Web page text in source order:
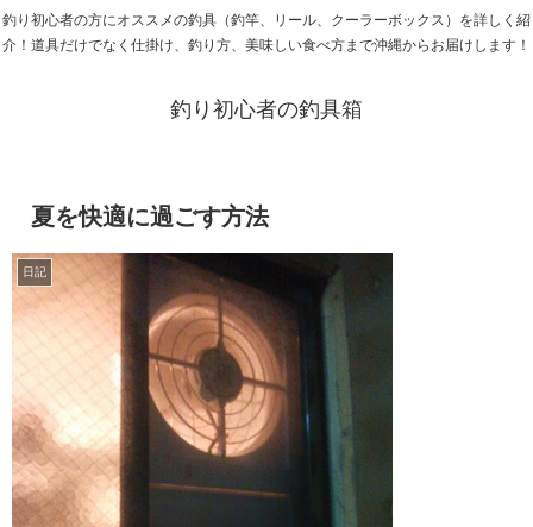
釣り初心者の方にオススメの釣具（釣竿、リール、クーラーボックス）を詳しく紹
介！道具だけでなく仕掛け、釣り方、美味しい食べ方まで沖縄からお届けします！
釣り初心者の釣具箱
夏を快適に過ごす方法
日記